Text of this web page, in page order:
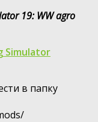
19: WW agro
Simulator
в папку